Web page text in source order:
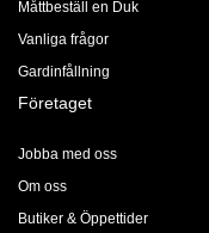
Måttbeställ en Duk
Vanliga frågor
Gardinfållning
Företaget
Jobba med oss
Om oss
Butiker & Öppettider